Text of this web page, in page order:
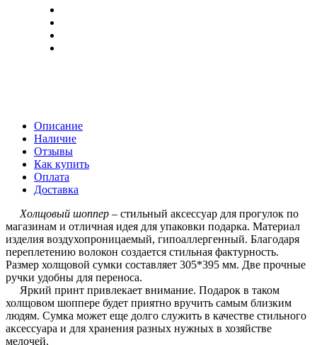
Описание
Наличие
Отзывы
Как купить
Оплата
Доставка
Холщовый шоппер – стильный аксессуар для прогулок по
магазинам и отличная идея для упаковки подарка. Материал
изделия воздухопроницаемый, гипоаллергенный. Благодаря
переплетению волокон создается стильная фактурность.
Размер холщовой сумки составляет 305*395 мм. Две прочные
ручки удобны для переноса.
Яркий принт привлекает внимание. Подарок в таком
холщовом шоппере будет приятно вручить самым близким
людям. Сумка может еще долго служить в качестве стильного
аксессуара и для хранения разных нужных в хозяйстве
мелочей.